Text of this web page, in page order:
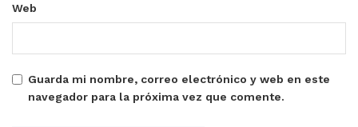
Web
Guarda mi nombre, correo electrónico y web en este
navegador para la próxima vez que comente.